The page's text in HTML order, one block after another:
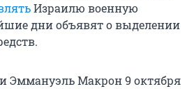
Израилю военную
дни объявят о выделении
Эммануэль Макрон 9 октября